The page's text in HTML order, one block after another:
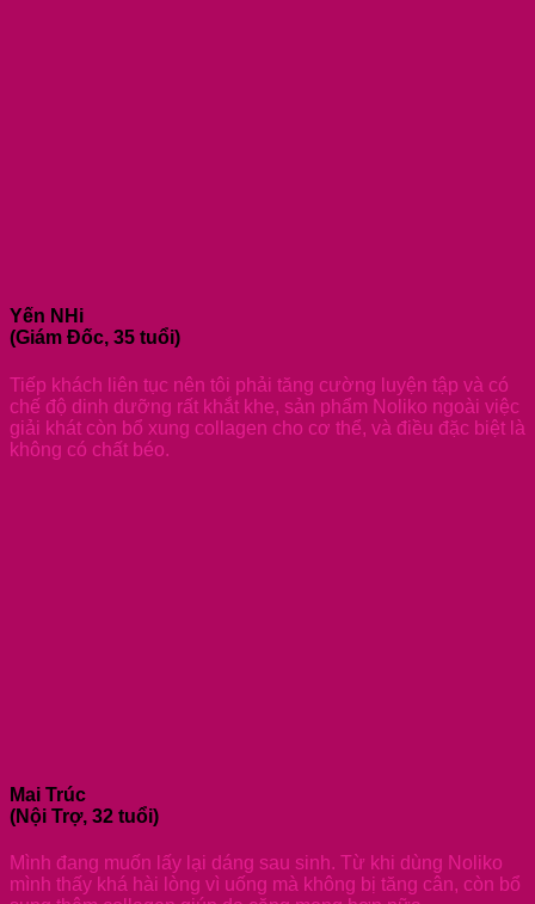
Yến NHi
(Giám Đốc, 35 tuổi)
Tiếp khách liên tục nên tôi phải tăng cường luyện tập và có
chế độ dinh dưỡng rất khắt khe, sản phẩm Noliko ngoài việc
giải khát còn bổ xung collagen cho cơ thể, và điều đặc biệt là
không có chất béo.
Mai Trúc
(Nội Trợ, 32 tuổi)
Mình đang muốn lấy lại dáng sau sinh. Từ khi dùng Noliko
mình thấy khá hài lòng vì uống mà không bị tăng cân, còn bổ